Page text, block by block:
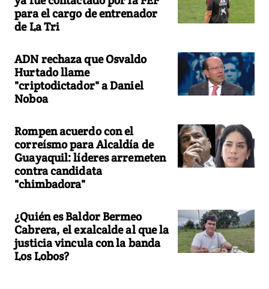
para el cargo de entrenador
de La Tri
ADN rechaza que Osvaldo
Hurtado llame
"criptodictador" a Daniel
Noboa
Rompen acuerdo con el
correísmo para Alcaldía de
Guayaquil: líderes arremeten
contra candidata
"chimbadora"
¿Quién es Baldor Bermeo
Cabrera, el exalcalde al que la
justicia vincula con la banda
Los Lobos?